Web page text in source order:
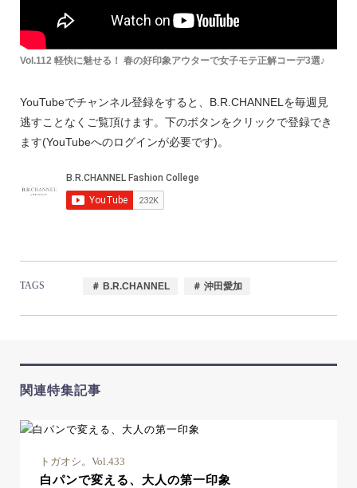
Vol.112 軽快に魅せる！ 春の好印象アウターで女子モテ正解コーデ3選♪
YouTubeでチャンネル登録をすると、B.R.CHANNELを毎週見
逃すことなくご覧頂けます。下のボタンをクリックで登録でき
ます(YouTubeへのログインが必要です)。
TAGS ＃ B.R.CHANNEL ＃ 沖田愛加
関連特集記事
トガオシ。Vol.433
白パンで変える、大人の第一印象